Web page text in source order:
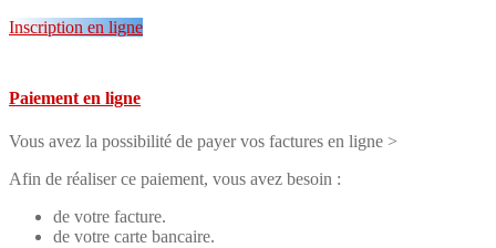
Inscription en ligne
Paiement en ligne
Vous avez la possibilité de payer vos factures en ligne >
Afin de réaliser ce paiement, vous avez besoin :
de votre facture.
de votre carte bancaire.